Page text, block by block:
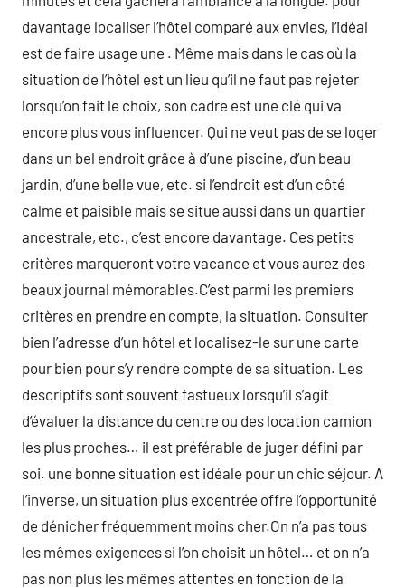
davantage localiser l’hôtel comparé aux envies, l’idéal
est de faire usage une . Même mais dans le cas où la
situation de l’hôtel est un lieu qu’il ne faut pas rejeter
lorsqu’on fait le choix, son cadre est une clé qui va
encore plus vous influencer. Qui ne veut pas de se loger
dans un bel endroit grâce à d’une piscine, d’un beau
jardin, d’une belle vue, etc. si l’endroit est d’un côté
calme et paisible mais se situe aussi dans un quartier
ancestrale, etc., c’est encore davantage. Ces petits
critères marqueront votre vacance et vous aurez des
beaux journal mémorables.C’est parmi les premiers
critères en prendre en compte, la situation. Consulter
bien l’adresse d’un hôtel et localisez-le sur une carte
pour bien pour s’y rendre compte de sa situation. Les
descriptifs sont souvent fastueux lorsqu’il s’agit
d’évaluer la distance du centre ou des location camion
les plus proches… il est préférable de juger défini par
soi. une bonne situation est idéale pour un chic séjour. A
l’inverse, un situation plus excentrée offre l’opportunité
de dénicher fréquemment moins cher.On n’a pas tous
les mêmes exigences si l’on choisit un hôtel… et on n’a
pas non plus les mêmes attentes en fonction de la